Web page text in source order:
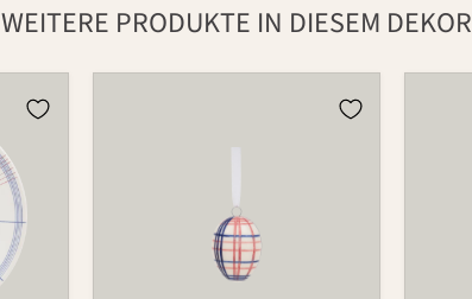
WEITERE PRODUKTE IN DIESEM DEKOR